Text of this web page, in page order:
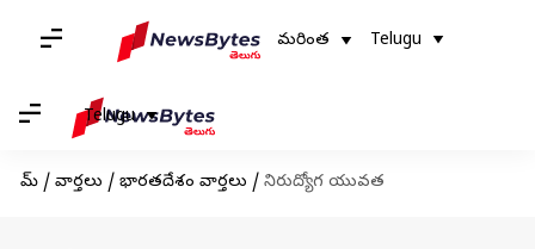
మరింత Telugu
Telugu
హోమ్ / వార్తలు / భారతదేశం వార్తలు / నిరుద్యోగ యువత